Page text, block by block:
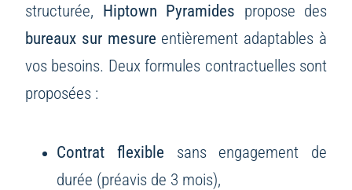
structurée, Hiptown Pyramides propose des
bureaux sur mesure entièrement adaptables à
vos besoins. Deux formules contractuelles sont
proposées :
Contrat flexible sans engagement de
durée (préavis de 3 mois),